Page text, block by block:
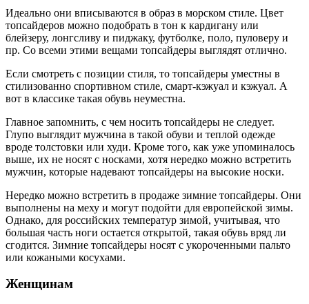
Идеально они вписываются в образ в морском стиле. Цвет
топсайдеров можно подобрать в тон к кардигану или
блейзеру, лонгсливу и пиджаку, футболке, поло, пуловеру и
пр. Со всеми этими вещами топсайдеры выглядят отлично.
Если смотреть с позиции стиля, то топсайдеры уместны в
стилизованно спортивном стиле, смарт-кэжуал и кэжуал. А
вот в классике такая обувь неуместна.
Главное запомнить, с чем носить топсайдеры не следует.
Глупо выглядит мужчина в такой обуви и теплой одежде
вроде толстовки или худи. Кроме того, как уже упоминалось
выше, их не носят с носками, хотя нередко можно встретить
мужчин, которые надевают топсайдеры на высокие носки.
Нередко можно встретить в продаже зимние топсайдеры. Они
выполнены на меху и могут подойти для европейской зимы.
Однако, для российских температур зимой, учитывая, что
большая часть ноги остается открытой, такая обувь вряд ли
сгодится. Зимние топсайдеры носят с укороченными пальто
или кожаными косухами.
Женщинам